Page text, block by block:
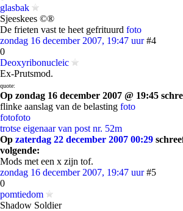
glasbak
Sjeeskees ©®
De frieten vast te heet gefrituurd foto
zondag 16 december 2007, 19:47 uur #4
0
Deoxyribonucleic
Ex-Prutsmod.
quote:
Op zondag 16 december 2007 @ 19:45
flinke aanslag van de belasting foto
fotofoto
trotse eigenaar van post nr. 52m
Op zaterdag 22 december 2007 00:29
volgende:
Mods met een x zijn tof.
zondag 16 december 2007, 19:47 uur #5
0
pomtiedom
Shadow Soldier